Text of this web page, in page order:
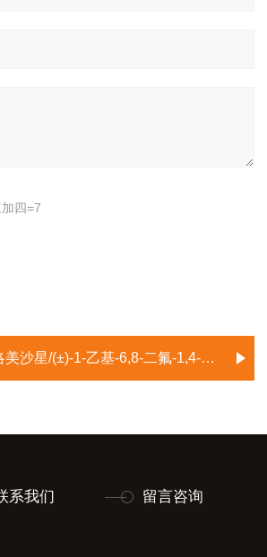
四=7
二氟-1,4-二氢-7-(3-甲基-1-哌嗪基)-4-氧喹啉-3-羧酸盐酸盐/盐酸氟罗沙
系我们 留言咨询